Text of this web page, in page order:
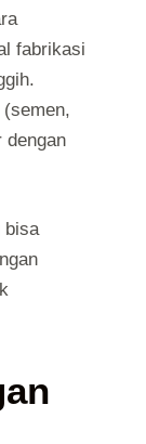
fabrikasi
(semen,
dengan
bisa